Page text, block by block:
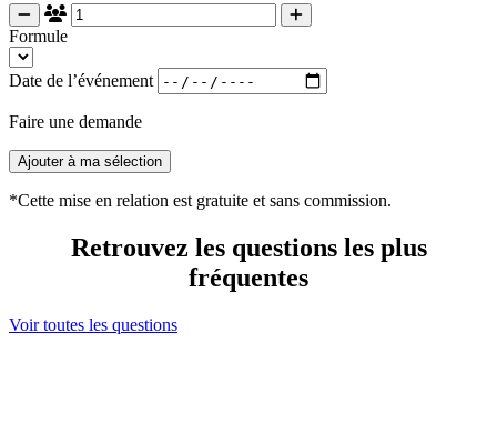
Formule
Date de l’événement
Faire une demande
Ajouter à ma sélection
*Cette mise en relation est gratuite et sans commission.
Retrouvez les questions les plus
fréquentes
Voir toutes les questions